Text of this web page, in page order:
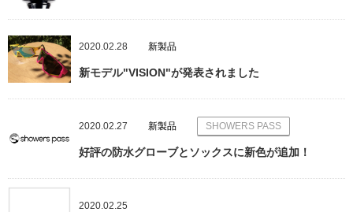
2020.02.28 新製品
新モデル"VISION"が発表されました
2020.02.27 新製品 SHOWERS PASS
好評の防水グローブとソックスに新色が追加！
2020.02.25